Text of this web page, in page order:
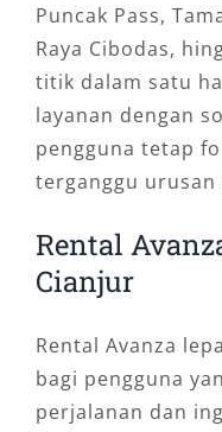
Puncak Pass,
Raya Cibodas,
titik dalam satu
layanan dengan
pengguna tetap
terganggu
Rental
Cianjur
Rental Avanza
bagi pengguna
perjalanan dan